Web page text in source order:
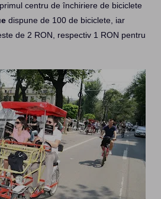
centru de închiriere de biciclete
dispune de 100 de biciclete, iar
de 2 RON, respectiv 1 RON pentru